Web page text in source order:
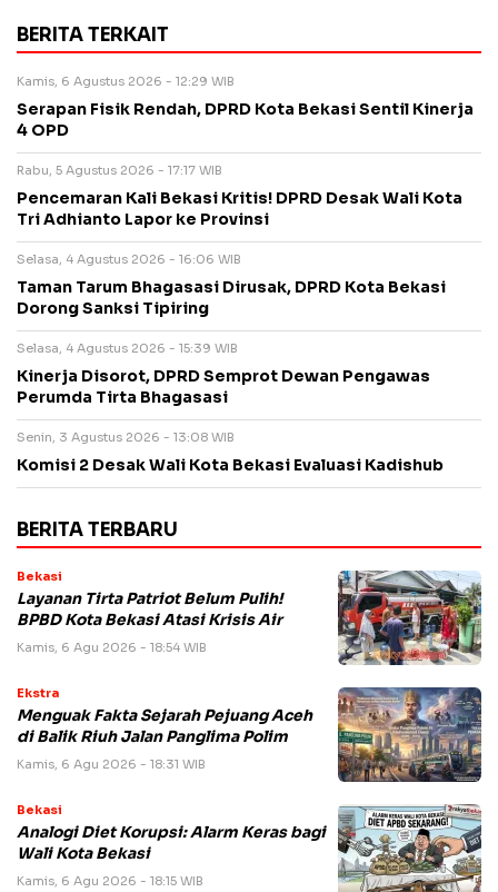
BERITA TERKAIT
Kamis, 6 Agustus 2026 - 12:29 WIB
Serapan Fisik Rendah, DPRD Kota Bekasi Sentil Kinerja
4 OPD
Rabu, 5 Agustus 2026 - 17:17 WIB
Pencemaran Kali Bekasi Kritis! DPRD Desak Wali Kota
Tri Adhianto Lapor ke Provinsi
Selasa, 4 Agustus 2026 - 16:06 WIB
Taman Tarum Bhagasasi Dirusak, DPRD Kota Bekasi
Dorong Sanksi Tipiring
Selasa, 4 Agustus 2026 - 15:39 WIB
Kinerja Disorot, DPRD Semprot Dewan Pengawas
Perumda Tirta Bhagasasi
Senin, 3 Agustus 2026 - 13:08 WIB
Komisi 2 Desak Wali Kota Bekasi Evaluasi Kadishub
BERITA TERBARU
Bekasi
Layanan Tirta Patriot Belum Pulih!
BPBD Kota Bekasi Atasi Krisis Air
Kamis, 6 Agu 2026 - 18:54 WIB
Ekstra
Menguak Fakta Sejarah Pejuang Aceh
di Balik Riuh Jalan Panglima Polim
Kamis, 6 Agu 2026 - 18:31 WIB
Bekasi
Analogi Diet Korupsi: Alarm Keras bagi
Wali Kota Bekasi
Kamis, 6 Agu 2026 - 18:15 WIB